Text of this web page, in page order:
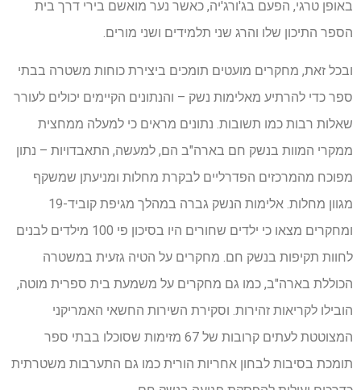
באופן טרגי, הפעם בג'ורג'יה, כאשר נער מואשם בירי דרך בית
הספר התיכון שלו והרג שני תלמידים ושני מורים.
ובכל זאת, מחקרים מועטים תומכים ביצירת כוחות משטרה בבתי
ספר כדי להרתיע מאלימות נשק – והנתונים הקיימים יכולים לעורר
שאלות רבות כמו תשובות. נתונים מראים כי למעלה ממחצית
ממקרי המוות בנשק חם בארה"ב הם, למעשה, התאבדויות – נתון
מפוכח מהמרכזים הפדרליים לבקרת מחלות ומניעתן שמשקף
מגוון מחלות. אלימות הנשק גברה במהלך מגיפת קוביד-19
ומחקרים מצאו כי ילדים שחורים היו בסיכון פי 100 מילדים לבנים
לחוות תקיפות בנשק חם. מחקרים על הטיה גזעית במשטרה
הכוללת בארה"ב, כמו גם מחקרים על משמעת בית ספרית מוטה,
הובילו לקריאות זהירות. וסקירת השירות החשאי האמריקני
המצוטטת לעתים קרובות של 67 מזימות שסוכלו בבתי ספר
תומכת בסיבות לבחון אחריות הורית כמו גם התערבות משטרתית